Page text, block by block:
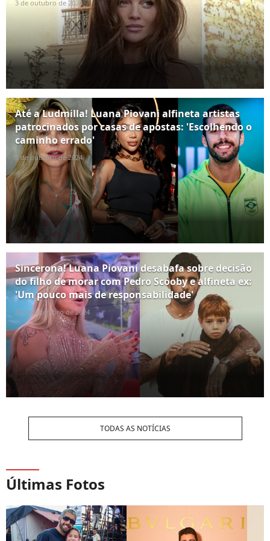
3 de outubro de 2024
Até a Ludmilla! Luana Piovani alfineta artistas
patrocinados por casas de apostas: 'Escolhendo o
caminho errado'
2 de outubro de 2024
Sincerona! Luana Piovani desabafa sobre decisão
do filho de morar com Pedro Scooby e alfineta ex:
'Um pouco mais de responsabilidade'
30 de setembro de 2024
TODAS AS NOTÍCIAS
Últimas Fotos